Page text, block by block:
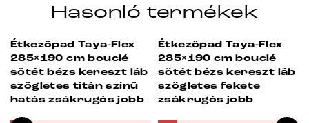
Hasonló termékek
-23%
Étkezőpad Taya-Flex
285×190 cm bouclé
sötét bézs kereszt láb
szögletes titán színű
hatás zsákrugós jobb
-23%
Étkezőpad Taya-Flex
285×190 cm bouclé
sötét bézs kereszt láb
szögletes fekete
zsákrugós jobb